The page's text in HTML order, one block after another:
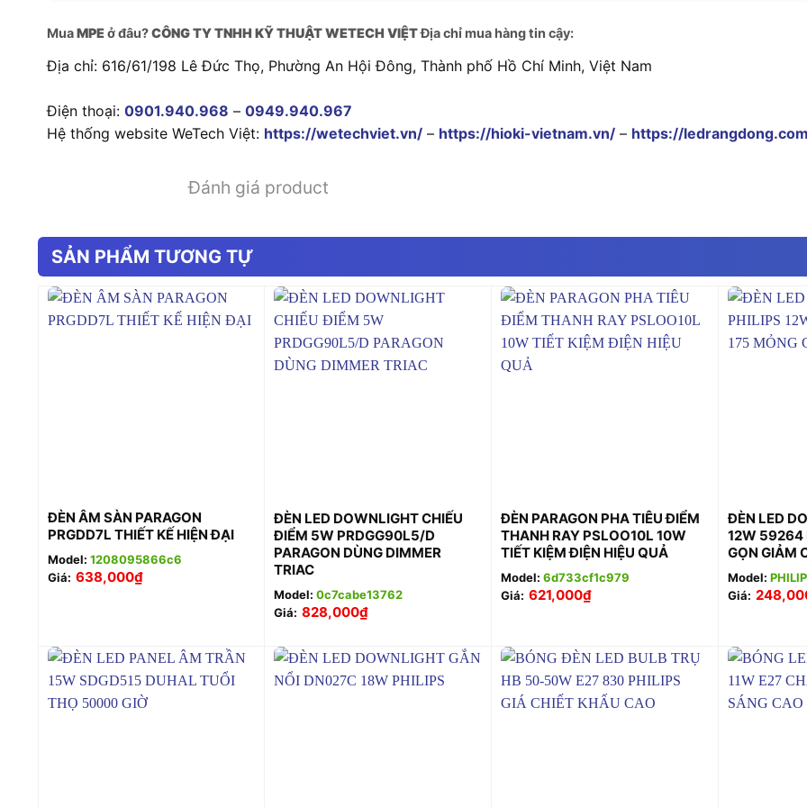
MuaMPEở đâu?CÔNG TY TNHH KỸ THUẬT WETECH VIỆTĐịa chỉ mua hàng tin cậy:
Địa chỉ: 616/61/198 Lê Đức Thọ, Phường An Hội Đông, Thành phố Hồ Chí Minh, Việt Nam
Điện thoại: 0901.940.968 – 0949.940.967
Hệ thống website WeTech Việt: https://wetechviet.vn/ – https://hioki-vietnam.vn/ – https://
Đánh giá product
SẢN PHẨM TƯƠNG TỰ
ĐÈN ÂM SÀN PARAGON
PRGDD7L THIẾT KẾ HIỆN ĐẠI
Model: 1208095866c6
Giá: 638,000₫
ĐÈN LED DOWNLIGHT CHIẾU
ĐIỂM 5W PRDGG90L5/D
PARAGON DÙNG DIMMER
TRIAC
Model: 0c7cabe13762
Giá: 828,000₫
ĐÈN PARAGON PHA TIÊU ĐIỂM
THANH RAY PSLOO10L 10W
TIẾT KIỆM ĐIỆN HIỆU QUẢ
Model: 6d733cf1c979
Giá: 621,000₫
ĐÈN LED
12W 59264
GỌN GIẢM
Model:
Giá: